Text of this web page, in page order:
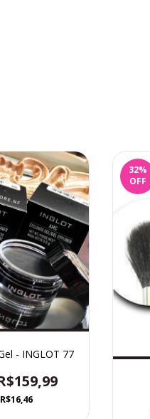
- INGLOT 77
R$16,46
32%
OFF